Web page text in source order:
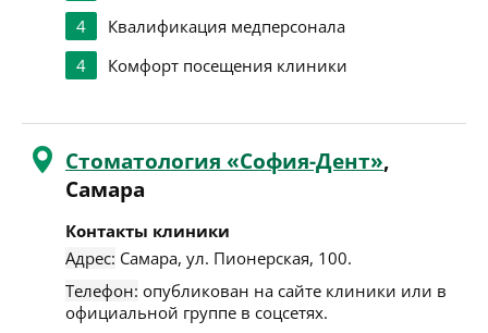
4
Квалификация медперсонала
4
Комфорт посещения клиники
Стоматология «София-Дент»,
Самара
Контакты клиники
Адрес: Самара, ул. Пионерская, 100.
Телефон: опубликован на сайте клиники или в
официальной группе в соцсетях.